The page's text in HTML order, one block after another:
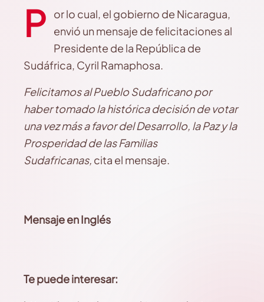
P
or lo cual, el gobierno de Nicaragua,
envió un mensaje de felicitaciones al
Presidente de la República de
Sudáfrica, Cyril Ramaphosa.
Felicitamos al Pueblo Sudafricano por
haber tomado la histórica decisión de votar
una vez más a favor del Desarrollo, la Paz y la
Prosperidad de las Familias
Sudafricanas, cita el mensaje.
Mensaje en Inglés
Te puede interesar: